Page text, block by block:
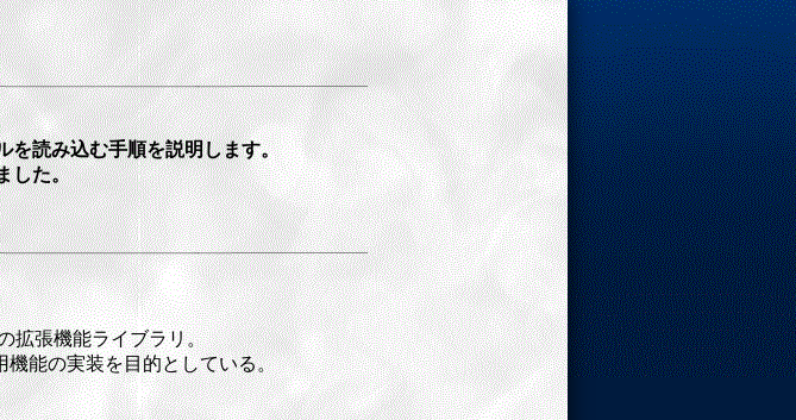
を読み込む手順を説明します。
した。
拡張機能ライブラリ。
能の実装を目的としている。